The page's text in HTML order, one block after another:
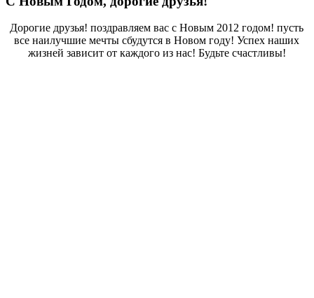
Дорогие друзья! поздравляем вас с Новым 2012 годом! пусть
все наилучшие мечты сбудутся в Новом году! Успех наших
жизней зависит от каждого из нас! Будьте счастливы!